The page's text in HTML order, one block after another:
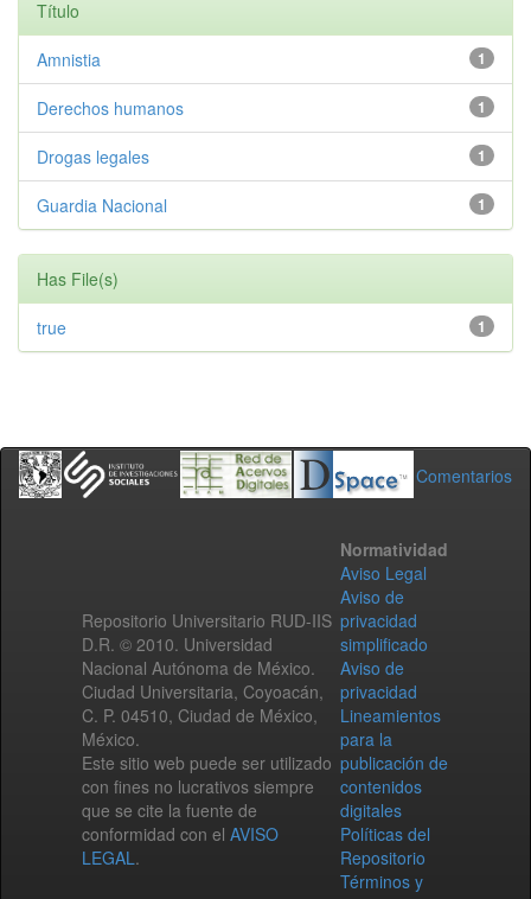
Título
1
Amnistia
1
Derechos humanos
1
Drogas legales
1
Guardia Nacional
Has File(s)
1
true
Comentarios
Repositorio Universitario RUD-IIS
D.R. © 2010. Universidad
Nacional Autónoma de México.
Ciudad Universitaria, Coyoacán,
C. P. 04510, Ciudad de México,
México.
Este sitio web puede ser utilizado
con fines no lucrativos siempre
que se cite la fuente de
conformidad con el AVISO
LEGAL.
Normatividad
Aviso Legal
Aviso de
privacidad
simplificado
Aviso de
privacidad
Lineamientos
para la
publicación de
contenidos
digitales
Políticas del
Repositorio
Términos y